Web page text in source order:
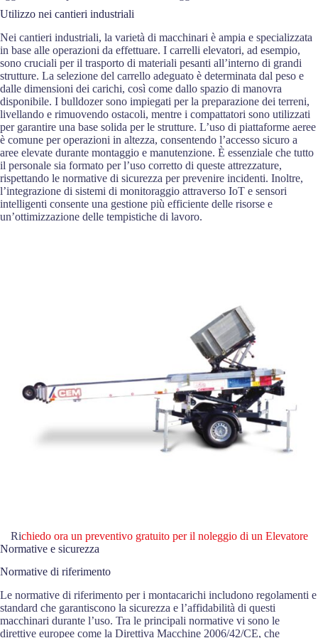
Utilizzo nei cantieri industriali
Nei cantieri industriali, la varietà di macchinari è ampia e specializzata
in base alle operazioni da effettuare. I carrelli elevatori, ad esempio,
sono cruciali per il trasporto di materiali pesanti all’interno di grandi
strutture. La selezione del carrello adeguato è determinata dal peso e
dalle dimensioni dei carichi, così come dallo spazio di manovra
disponibile. I bulldozer sono impiegati per la preparazione dei terreni,
livellando e rimuovendo ostacoli, mentre i compattatori sono utilizzati
per garantire una base solida per le strutture. L’uso di piattaforme aeree
è comune per operazioni in altezza, consentendo l’accesso sicuro a
aree elevate durante montaggio e manutenzione. È essenziale che tutto
il personale sia formato per l’uso corretto di queste attrezzature,
rispettando le normative di sicurezza per prevenire incidenti. Inoltre,
l’integrazione di sistemi di monitoraggio attraverso IoT e sensori
intelligenti consente una gestione più efficiente delle risorse e
un’ottimizzazione delle tempistiche di lavoro.
Richiedo ora un preventivo gratuito per il noleggio di un Elevatore
Normative e sicurezza
Normative di riferimento
Le normative di riferimento per i montacarichi includono regolamenti e
standard che garantiscono la sicurezza e l’affidabilità di questi
macchinari durante l’uso. Tra le principali normative vi sono le
direttive europee come la Direttiva Macchine 2006/42/CE, che